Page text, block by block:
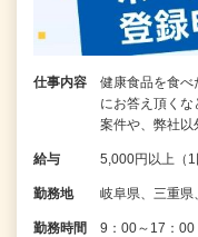
仕事内容
健康食品を食べ
にお答え頂く
案件や、弊社
給与 5,000円以上（
勤務地 岐阜県、三重県
勤務時間
9：00～17：00